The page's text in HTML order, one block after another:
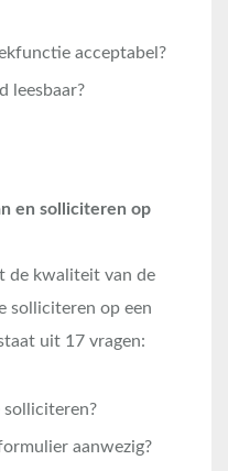
acceptabel?
leesbaar?
en solliciteren op
de kwaliteit van de
solliciteren op een
uit 17 vragen:
solliciteren?
aanwezig?